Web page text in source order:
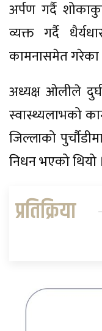
अर्पण गर्दै
व्यक्त गर्दै
कामनासमेत गरेका
अध्यक्ष ओलीले
स्वास्थ्यलाभको
जिल्लाको
निधन भएको थियो ।
प्रतिक्रिया